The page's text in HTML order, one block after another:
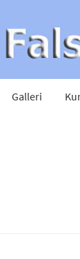
Galleri